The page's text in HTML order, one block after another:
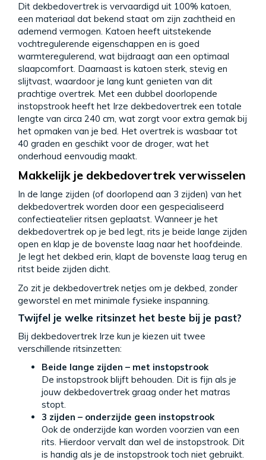
Dit dekbedovertrek is vervaardigd uit 100% katoen,
een materiaal dat bekend staat om zijn zachtheid en
ademend vermogen. Katoen heeft uitstekende
vochtregulerende eigenschappen en is goed
warmteregulerend, wat bijdraagt aan een optimaal
slaapcomfort. Daarnaast is katoen sterk, stevig en
slijtvast, waardoor je lang kunt genieten van dit
prachtige overtrek. Met een dubbel doorlopende
instopstrook heeft het Irze dekbedovertrek een totale
lengte van circa 240 cm, wat zorgt voor extra gemak bij
het opmaken van je bed. Het overtrek is wasbaar tot
40 graden en geschikt voor de droger, wat het
onderhoud eenvoudig maakt.
Makkelijk je dekbedovertrek verwisselen
In de lange zijden (of doorlopend aan 3 zijden) van het
dekbedovertrek worden door een gespecialiseerd
confectieatelier ritsen geplaatst. Wanneer je het
dekbedovertrek op je bed legt, rits je beide lange zijden
open en klap je de bovenste laag naar het hoofdeinde.
Je legt het dekbed erin, klapt de bovenste laag terug en
ritst beide zijden dicht.
Zo zit je dekbedovertrek netjes om je dekbed, zonder
geworstel en met minimale fysieke inspanning.
Twijfel je welke ritsinzet het beste bij je past?
Bij dekbedovertrek Irze kun je kiezen uit twee
verschillende ritsinzetten:
Beide lange zijden – met instopstrook
De instopstrook blijft behouden. Dit is fijn als je
jouw dekbedovertrek graag onder het matras
stopt.
3 zijden – onderzijde geen instopstrook
Ook de onderzijde kan worden voorzien van een
rits. Hierdoor vervalt dan wel de instopstrook. Dit
is handig als je de instopstrook toch niet gebruikt.